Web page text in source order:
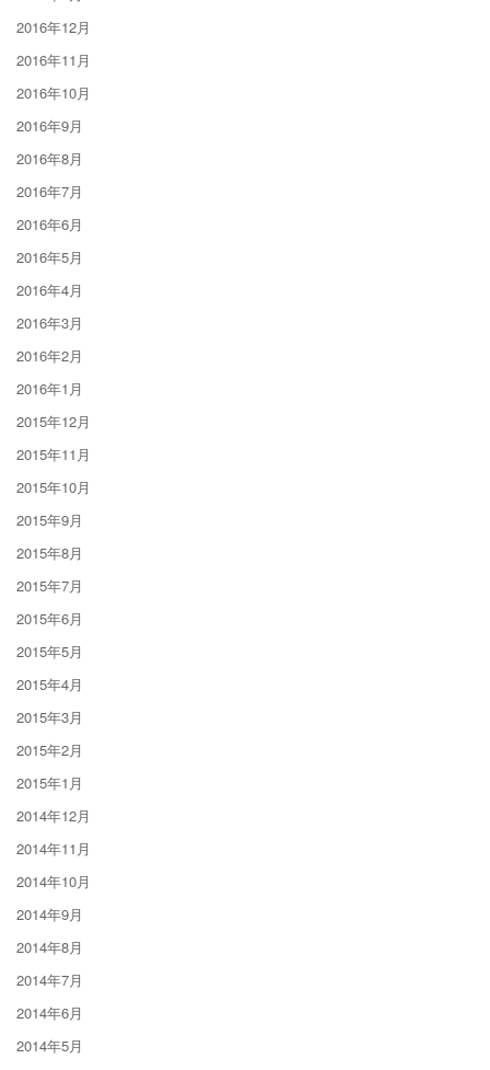
2016年12月
2016年11月
2016年10月
2016年9月
2016年8月
2016年7月
2016年6月
2016年5月
2016年4月
2016年3月
2016年2月
2016年1月
2015年12月
2015年11月
2015年10月
2015年9月
2015年8月
2015年7月
2015年6月
2015年5月
2015年4月
2015年3月
2015年2月
2015年1月
2014年12月
2014年11月
2014年10月
2014年9月
2014年8月
2014年7月
2014年6月
2014年5月